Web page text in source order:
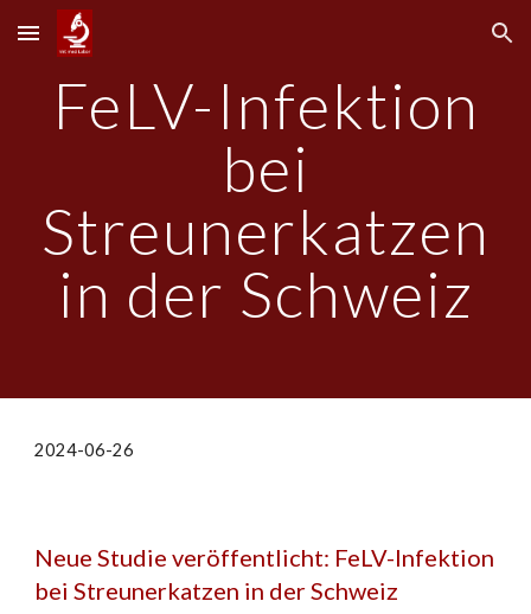
Skip to main content Skip to navigation
FeLV-Infektion
bei
Streunerkatzen
in der Schweiz
2024-06-26
Neue Studie veröffentlicht: FeLV-Infektion
bei Streunerkatzen in der Schweiz